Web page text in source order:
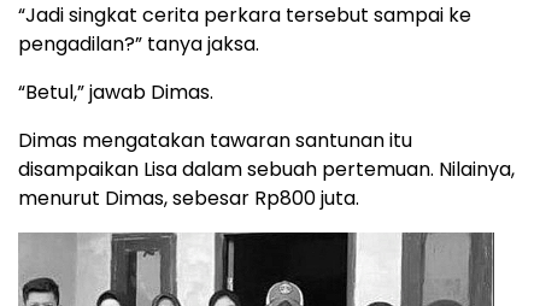
“Jadi singkat cerita perkara tersebut sampai ke
pengadilan?” tanya jaksa.
“Betul,” jawab Dimas.
Dimas mengatakan tawaran santunan itu
disampaikan Lisa dalam sebuah pertemuan. Nilainya,
menurut Dimas, sebesar Rp800 juta.